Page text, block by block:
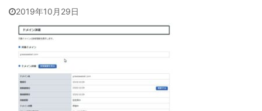
2019年10月29日